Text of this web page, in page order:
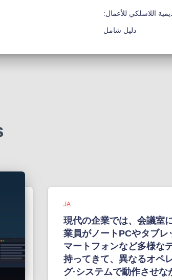
اللاسلكي للأعمال:
دليل شامل
JA
現代の企業では、会議室
業員がノートPCやタブレ
マートフォンなど多様な
持ってきて、異なるオペ
グ·システムで動作させな